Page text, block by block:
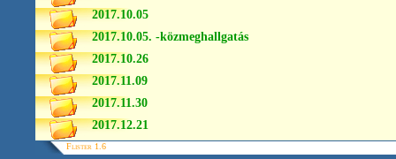
2017.10.05
2017.10.05. -közmeghallgatás
2017.10.26
2017.11.09
2017.11.30
2017.12.21
Flister 1.6